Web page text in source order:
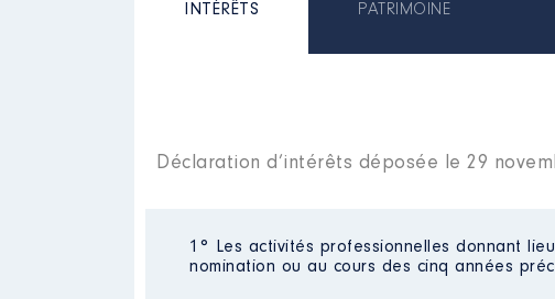
INTÉRÊTS PATRIMOINE
Déclaration d’intérêts déposée le 29
1° Les activités professionnelles donnant
nomination ou au cours des cinq années